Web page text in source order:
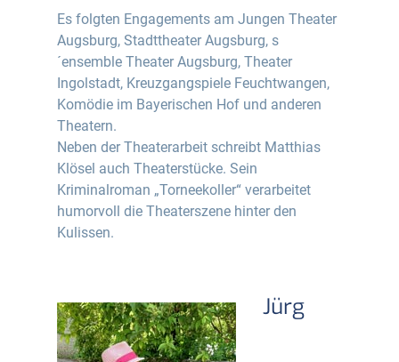
Es folgten Engagements am Jungen Theater
Augsburg, Stadttheater Augsburg, s
´ensemble Theater Augsburg, Theater
Ingolstadt, Kreuzgangspiele Feuchtwangen,
Komödie im Bayerischen Hof und anderen
Theatern.
Neben der Theaterarbeit schreibt Matthias
Klösel auch Theaterstücke. Sein
Kriminalroman „Torneekoller“ verarbeitet
humorvoll die Theaterszene hinter den
Kulissen.
Jürg